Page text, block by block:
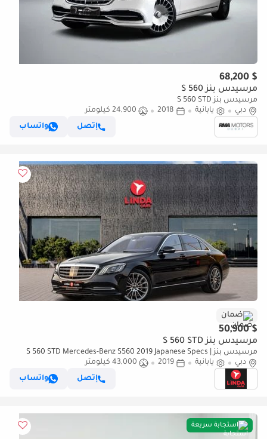
$ 68,200
مرسيدس بنز S 560
مرسيدس بنز S 560 STD
دبي
يابانية 2018
24,900 كيلومتر
إتصل
واتساب
ضمان
$ 50,900
مرسيدس بنز S 560 STD
مرسيدس بنز S 560 STD Mercedes-Benz S560 2019 Japanese Specs |
Warranty
دبي يابانية 2019
43,000 كيلومتر
إتصل
واتساب
استجابة سريعة